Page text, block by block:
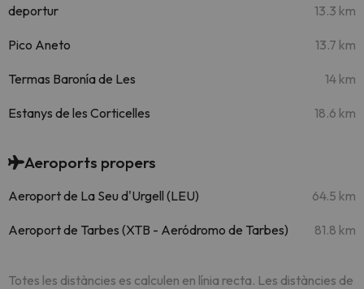
deportur 13.3 km
Pico Aneto 13.7 km
Termas Baronía de Les 14 km
Estanys de les Corticelles 18.6 km
Aeroports propers
Aeroport de La Seu d'Urgell (LEU) 64.5 km
Aeroport de Tarbes (XTB - Aeródromo de Tarbes) 81.8 km
Totes les distàncies es calculen en línia recta. Les distàncies de